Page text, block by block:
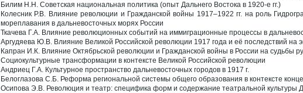
Билим Н.Н. Советская национальная политика (опыт Дальнего Востока в 1920-е гг.)
Колесник Р.В. Влияние революции и Гражданской войны 1917‒1922 гг. на роль
мореплавания в дальневосточных морях России
Ткачева Г.А. Влияние революционных событий на иммиграционные процессы в
Аргудяева Ю.В. Влияние Великой Российской революции 1917 года и её последствий на
Капран И.К. Влияние Октябрьской революции и Гражданской войны в России на судьбы
Социокультурные трансформации в контексте Великой Российской революции
Андриец Г.А. Культурное пространство дальневосточных городов в 1917 г.
Белоглазова С.Б. Реформа региональной системы общего образования в контексте
Осипова Э.В. Революция и театр: специфика форм и содержание театральной культуры